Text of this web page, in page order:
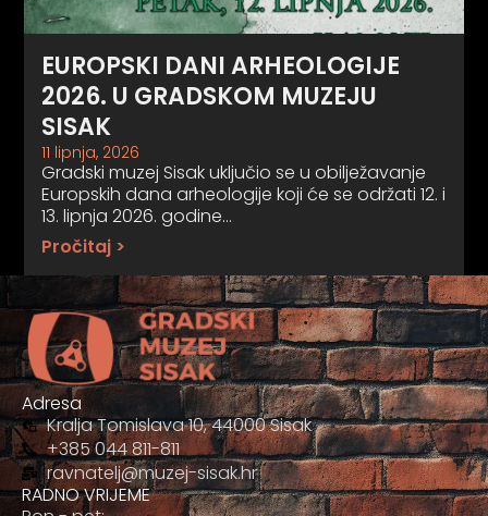
EUROPSKI DANI ARHEOLOGIJE
2026. U GRADSKOM MUZEJU
SISAK
11 lipnja, 2026
Gradski muzej Sisak uključio se u obilježavanje
Europskih dana arheologije koji će se održati 12. i
13. lipnja 2026. godine…
Pročitaj >
Adresa
Kralja Tomislava 10, 44000 Sisak
+385 044 811-811
ravnatelj@muzej-sisak.hr
RADNO VRIJEME